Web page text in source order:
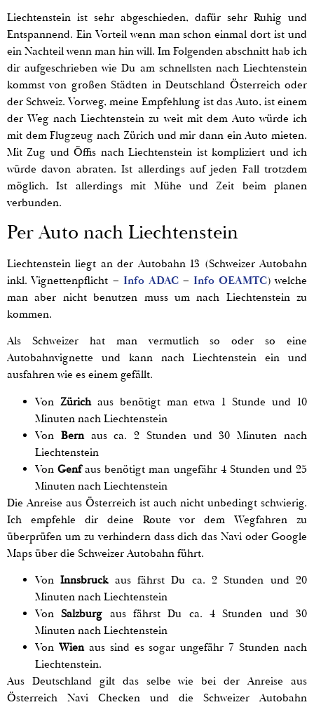
Liechtenstein ist sehr abgeschieden, dafür sehr Ruhig und
Entspannend. Ein Vorteil wenn man schon einmal dort ist und
ein Nachteil wenn man hin will. Im Folgenden abschnitt hab ich
dir aufgeschrieben wie Du am schnellsten nach Liechtenstein
kommst von großen Städten in Deutschland Österreich oder
der Schweiz. Vorweg, meine Empfehlung ist das Auto, ist einem
der Weg nach Liechtenstein zu weit mit dem Auto würde ich
mit dem Flugzeug nach Zürich und mir dann ein Auto mieten.
Mit Zug und Öffis nach Liechtenstein ist kompliziert und ich
würde davon abraten. Ist allerdings auf jeden Fall trotzdem
möglich. Ist allerdings mit Mühe und Zeit beim planen
verbunden.
Per Auto nach Liechtenstein
Liechtenstein liegt an der Autobahn 13 (Schweizer Autobahn
inkl. Vignettenpflicht –Info ADAC–Info OEAMTC) welche
man aber nicht benutzen muss um nach Liechtenstein zu
kommen.
Als Schweizer hat man vermutlich so oder so eine
Autobahnvignette und kann nach Liechtenstein ein und
ausfahren wie es einem gefällt.
Von Zürich aus benötigt man etwa 1 Stunde und 10
Minuten nach Liechtenstein
Von Bern aus ca. 2 Stunden und 30 Minuten nach
Liechtenstein
VonGenfaus benötigt man ungefähr 4 Stunden und 25
Minuten nach Liechtenstein
Die Anreise aus Österreich ist auch nicht unbedingt schwierig.
Ich empfehle dir deine Route vor dem Wegfahren zu
überprüfen um zu verhindern dass dich das Navi oder Google
Maps über die Schweizer Autobahn führt.
VonInnsbruck aus fährst Du ca. 2 Stunden und 20
Minuten nach Liechtenstein
VonSalzburg aus fährst Du ca. 4 Stunden und 30
Minuten nach Liechtenstein
Von Wien aus sind es sogar ungefähr 7 Stunden nach
Liechtenstein.
Aus Deutschland gilt das selbe wie bei der Anreise aus
Österreich Navi Checken und die Schweizer Autobahn